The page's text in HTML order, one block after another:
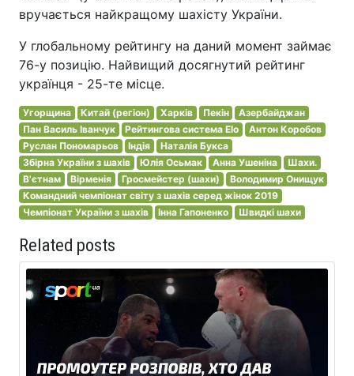
вручається найкращому шахісту України.
У глобальному рейтингу на даний момент займає
76-у позицію. Найвищий досягнутий рейтинг
українця - 25-те місце.
Угорщина Китай (регіон) Харків Пекін
Азербайджан
Пан Василь Іванчук
Рейтингова система Elo
Антон Коробов
Руслан Пономарьов
Індія
Наталія Букса
Збірна України з шахів
Юлія Осьмак Анна Ушеніна
Шахи.
В'єтнам
Вірменія Гросмейстер (шахи)
Володимир Онищук
Командний чемпіонат світу з шахів серед жінок 2019
Чемпіонат України з шахів
Інна Гапоненко Швидкі шахи
Related posts